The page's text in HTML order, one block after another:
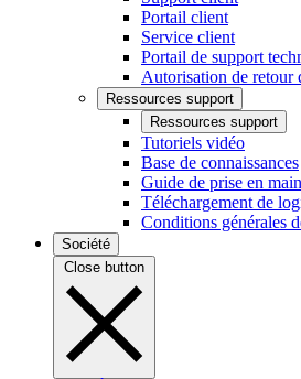
Portail client
Service client
Portail de support
Autorisation de
Ressources support
Ressources support
Tutoriels vidéo
Base de connaissances
Guide de prise en main
Téléchargement de
Conditions générales
Société
Close button